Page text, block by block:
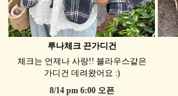
루나체크 끈가디건
체크는 언제나 사랑!! 블라우스같은
가디건 데려왔어요 :)
8/14 pm 6:00 오픈